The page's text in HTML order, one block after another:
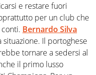
e restare fuori
per un club che
Bernardo Silva
Il portoghese
tornare a sedersi al
il primo lusso